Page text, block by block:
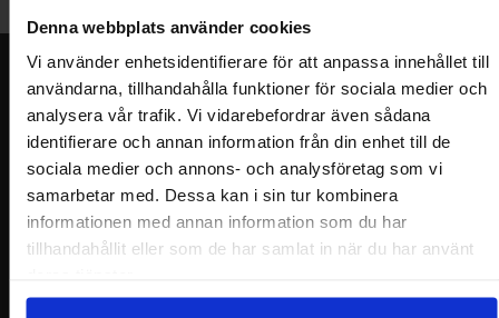
Denna webbplats använder cookies
Vi använder enhetsidentifierare för att anpassa innehållet till
användarna, tillhandahålla funktioner för sociala medier och
analysera vår trafik. Vi vidarebefordrar även sådana
identifierare och annan information från din enhet till de
sociala medier och annons- och analysföretag som vi
samarbetar med. Dessa kan i sin tur kombinera
informationen med annan information som du har
tillhandahållit eller som de har samlat in när du har använt
Nyhetsbrev
Jag önskar erbjudanden, rabatter och produktnyheter direkt till min
inkorg!
Du kommer att få ca 1 utskick / månad. Avbryt enkelt när du vill.
Ditt namn
Din e-post